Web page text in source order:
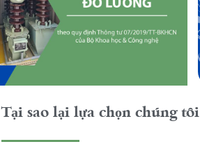
Tại sao lại lựa chọn chúng tôi